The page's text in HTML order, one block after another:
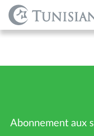
Abonnement aux